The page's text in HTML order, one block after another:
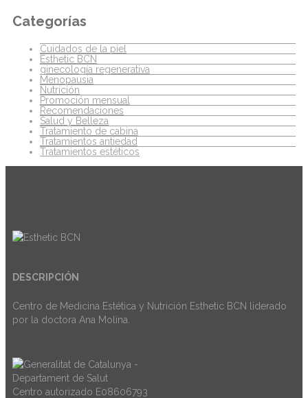
Categorías
Cuidados de la piel
Esthetic BCN
ginecología regenerativa
Menopausia
Nutrición
Promoción mensual
Recomendaciones
Salud y Belleza
Tratamiento de cabina
Tratamientos antiedad
Tratamientos estéticos
DESCRIPCIÓN
Centro de Medicina Estética y Nutrición Esthetic BCN liderado
por la doctora Ana Molina.
Centro autorizado E08606793